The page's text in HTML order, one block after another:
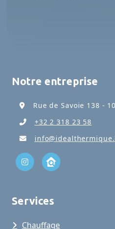
Notre entreprise
Rue de Savoie 138 -
+32 2 318 23 58
Services
Chauffage